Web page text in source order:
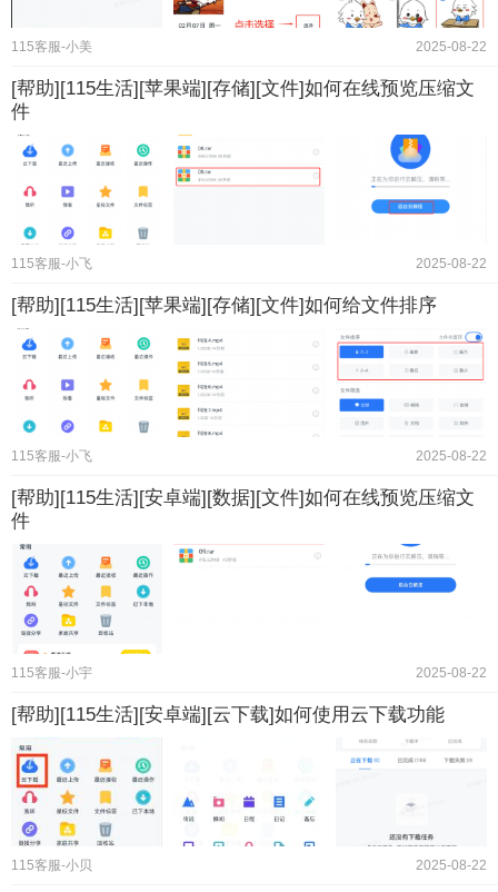
115客服-小美 2025-08-22
[帮助][115生活][苹果端][存储][文件]如何在线预览压缩文
件
115客服-小飞 2025-08-22
[帮助][115生活][苹果端][存储][文件]如何给文件排序
115客服-小飞 2025-08-22
[帮助][115生活][安卓端][数据][文件]如何在线预览压缩文
件
115客服-小宇 2025-08-22
[帮助][115生活][安卓端][云下载]如何使用云下载功能
115客服-小贝 2025-08-22